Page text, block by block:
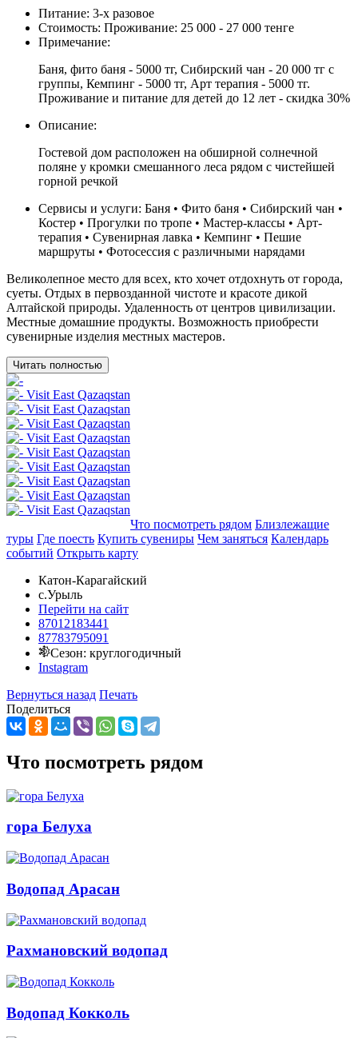
Питание: 3-х разовое
Стоимость: Проживание: 25 000 - 27 000 тенге
Примечание:
Баня, фито баня - 5000 тг, Сибирский чан - 20 000 тг с
группы, Кемпинг - 5000 тг, Арт терапия - 5000 тг.
Проживание и питание для детей до 12 лет - скидка 30%
Описание:
Гостевой дом расположен на обширной солнечной
поляне у кромки смешанного леса рядом с чистейшей
горной речкой
Сервисы и услуги: Баня • Фито баня • Сибирский чан •
Костер • Прогулки по тропе • Мастер-классы • Арт-
терапия • Сувенирная лавка • Кемпинг • Пешие
маршруты • Фотосессия с различными нарядами
Великолепное место для всех, кто хочет отдохнуть от города,
суеты. Отдых в первозданной чистоте и красоте дикой
Алтайской природы. Удаленность от центров цивилизации.
Местные домашние продукты. Возможность приобрести
сувенирные изделия местных мастеров.
Читать полностью
Что посмотреть рядом Близлежащие
туры Где поесть Купить сувениры Чем заняться Календарь
событий Открыть карту
Катон-Карагайский
с.Урыль
Перейти на сайт
87012183441
87783795091
Сезон: круглогодичный
Instagram
Вернуться назад Печать
Поделиться
Что посмотреть рядом
гора Белуха
Водопад Арасан
Рахмановский водопад
Водопад Кокколь